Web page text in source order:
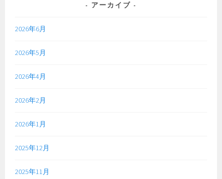
アーカイブ
2026年6月
2026年5月
2026年4月
2026年2月
2026年1月
2025年12月
2025年11月